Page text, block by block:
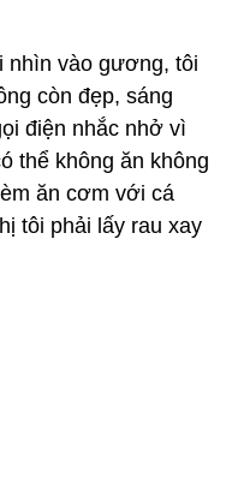
nhìn vào gương, tôi
còn đẹp, sáng
điện nhắc nhở vì
thể không ăn không
ăn cơm với cá
tôi phải lấy rau xay